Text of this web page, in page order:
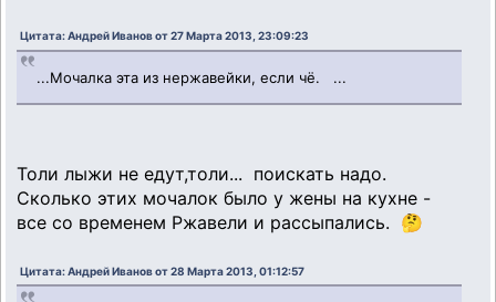
Цитата: Андрей Иванов от 27 Марта 2013, 23:09:23
...Мочалка эта из нержавейки, если чё. ...
Толи лыжи не едут,толи... поискать надо.
Сколько этих мочалок было у жены на кухне -
все со временем Ржавели и рассыпались. 🤔
Цитата: Андрей Иванов от 28 Марта 2013, 01:12:57